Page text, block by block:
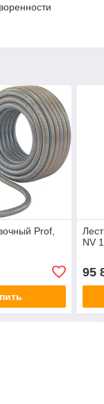
Prof,
NV
95